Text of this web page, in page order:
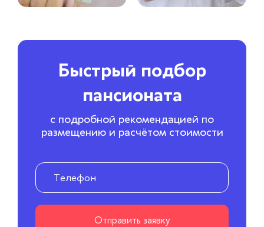
Быстрый подбор
пансионата
с подробной рекомендацией по
размещению и расчётом стоимости
Отправить заявку